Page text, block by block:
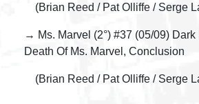
(Brian Reed / Pat Olliffe / Serge
→ Ms. Marvel (2°) #37 (05/09)
Death Of Ms. Marvel, Conclusion
(Brian Reed / Pat Olliffe / Serge